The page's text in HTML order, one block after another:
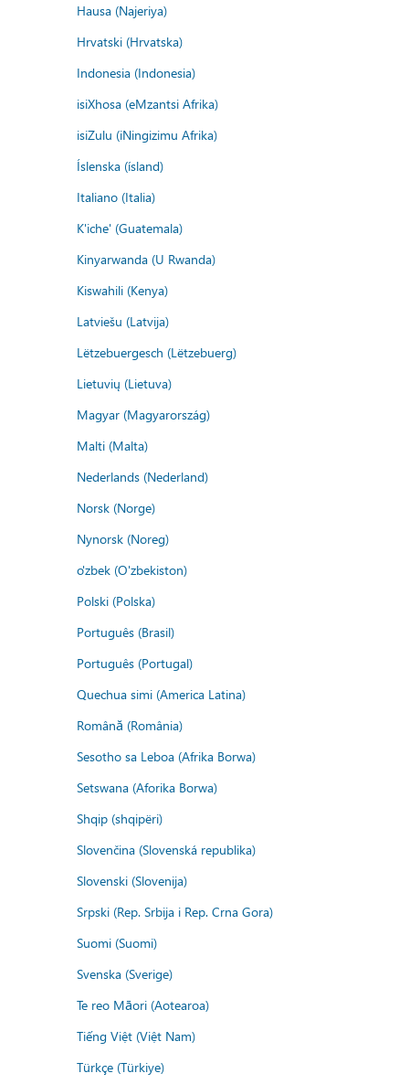
Hausa (Najeriya)
Hrvatski (Hrvatska)
Indonesia (Indonesia)
isiXhosa (eMzantsi Afrika)
isiZulu (iNingizimu Afrika)
Íslenska (ísland)
Italiano (Italia)
K'iche' (Guatemala)
Kinyarwanda (U Rwanda)
Kiswahili (Kenya)
Latviešu (Latvija)
Lëtzebuergesch (Lëtzebuerg)
Lietuvių (Lietuva)
Magyar (Magyarország)
Malti (Malta)
Nederlands (Nederland)
Norsk (Norge)
Nynorsk (Noreg)
o'zbek (O'zbekiston)
Polski (Polska)
Português (Brasil)
Português (Portugal)
Quechua simi (America Latina)
Română (România)
Sesotho sa Leboa (Afrika Borwa)
Setswana (Aforika Borwa)
Shqip (shqipëri)
Slovenčina (Slovenská republika)
Slovenski (Slovenija)
Srpski (Rep. Srbija i Rep. Crna Gora)
Suomi (Suomi)
Svenska (Sverige)
Te reo Māori (Aotearoa)
Tiếng Việt (Việt Nam)
Türkçe (Türkiye)